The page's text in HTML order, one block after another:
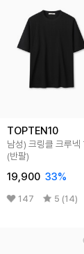
TOPTEN10
남성) 크링클 크루넥
(반팔)
19,900 33%
147 5 (14)